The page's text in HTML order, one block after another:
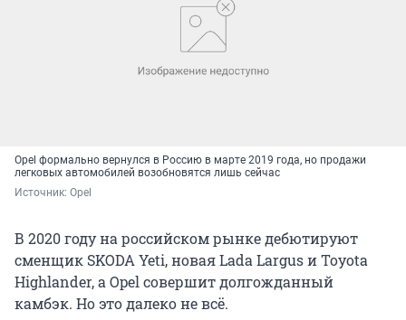
Opel формально вернулся в Россию в марте 2019 года, но продажи
легковых автомобилей возобновятся лишь сейчас
Источник: Opel
В 2020 году на российском рынке дебютируют
сменщик SKODA Yeti, новая Lada Largus и Toyota
Highlander, а Opel совершит долгожданный
камбэк. Но это далеко не всё.